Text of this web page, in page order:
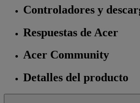
Controladores y
Respuestas de Acer
Acer Community
Detalles del producto